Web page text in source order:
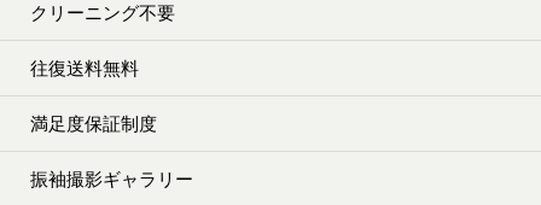
クリーニング不要
往復送料無料
満足度保証制度
振袖撮影ギャラリー